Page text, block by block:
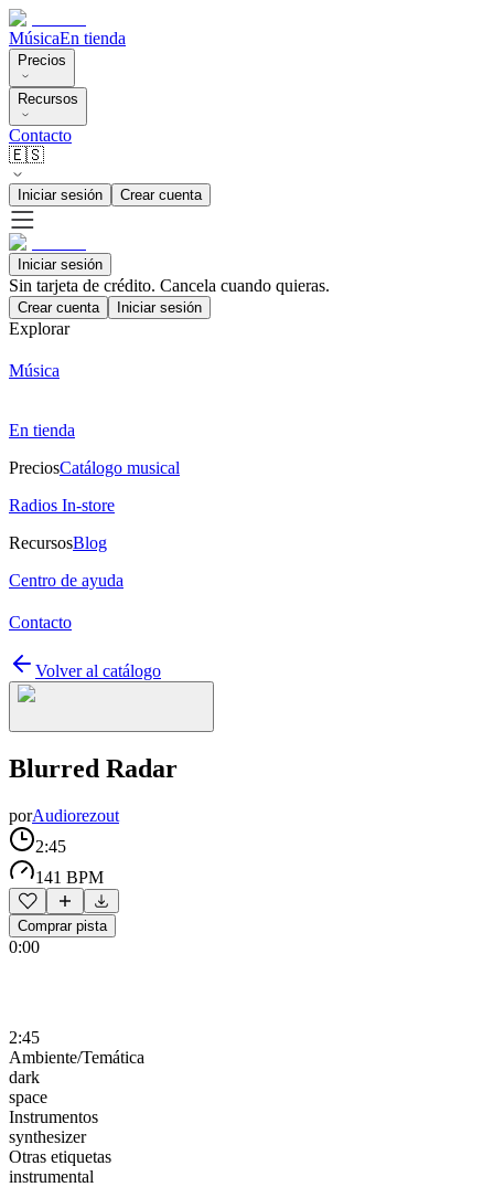
MúsicaEn tienda
Precios
Recursos
Contacto
🇪🇸
Iniciar sesión Crear cuenta
Iniciar sesión
Sin tarjeta de crédito. Cancela cuando quieras.
Crear cuenta Iniciar sesión
Explorar
Música
En tienda
PreciosCatálogo musical
Radios In-store
RecursosBlog
Centro de ayuda
Contacto
Volver al catálogo
Blurred Radar
porAudiorezout
2:45
141 BPM
Comprar pista
0:00
2:45
Ambiente/Temática
dark
space
Instrumentos
synthesizer
Otras etiquetas
instrumental